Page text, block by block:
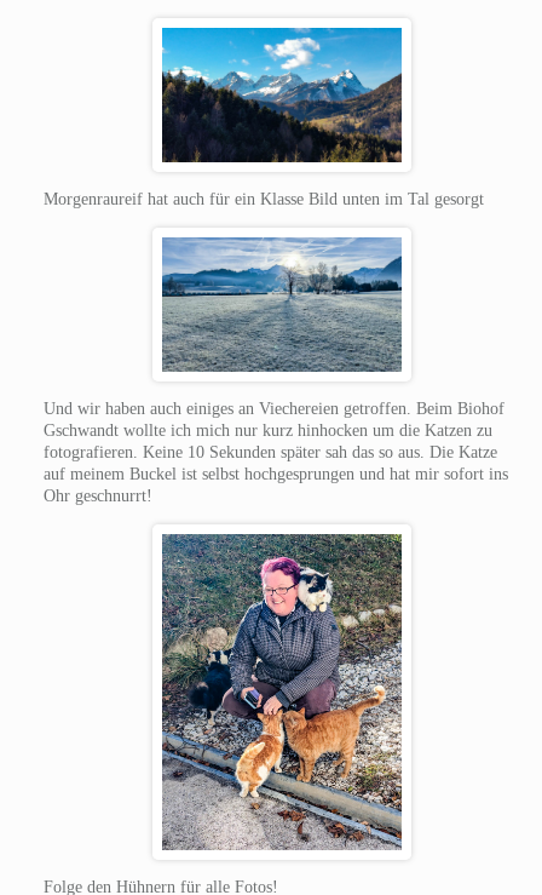
Morgenraureif hat auch für ein Klasse Bild unten im Tal gesorgt
Und wir haben auch einiges an Viechereien getroffen. Beim Biohof
Gschwandt wollte ich mich nur kurz hinhocken um die Katzen zu
fotografieren. Keine 10 Sekunden später sah das so aus. Die Katze
auf meinem Buckel ist selbst hochgesprungen und hat mir sofort ins
Ohr geschnurrt!
Folge den Hühnern für alle Fotos!